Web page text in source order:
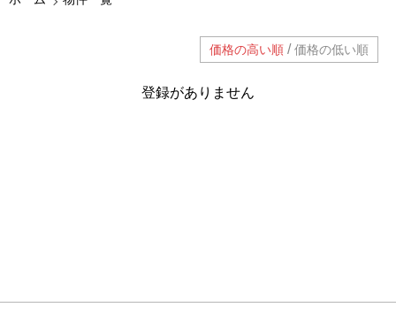
価格の高い順 /価格の低い順
登録がありません